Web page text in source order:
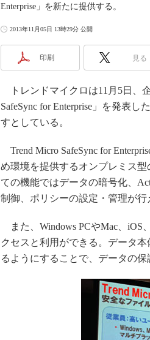
Enterprise」を新たに提供する。
2013年11月05日 13時29分 公開
印刷 見る
トレンドマイクロは11月5日、
SafeSync for Enterprise」を発表
すとしている。
Trend Micro SafeSync for
め環境を提供するオンプレミス
ての機能ではデータの暗号化、
制御、ポリシーの設定・管理が行
また、Windows PCやMac、iOS
クセスと利用ができる。データ
るようにすることで、データの